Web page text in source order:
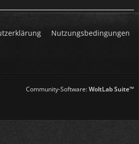
Nutzungsbedingungen
Community-Software:WoltLab Suite™